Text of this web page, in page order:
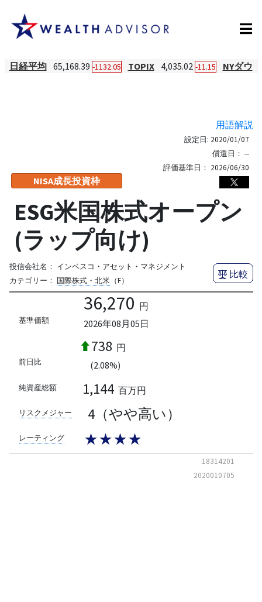
日経平均 65,168.39 -1132.05 TOPIX 4,035.02 -11.15 NYダウ
用語解説
NISA成長投資枠
設定日: 2020/01/07
償還日： --
評価基準日： 2026/06/30
ESG米国株式オープン
(ラップ向け)
投信会社名： インベスコ・アセット・マネジメント
カテゴリー： 国際株式・北米（F）
比較
基準価額
36,270 円
2026年08月05日
前日比
738 円
(2.08%)
純資産総額 1,144 百万円
リスクメジャー 4（やや高い）
レーティング ★★★★
18314201
2020010705